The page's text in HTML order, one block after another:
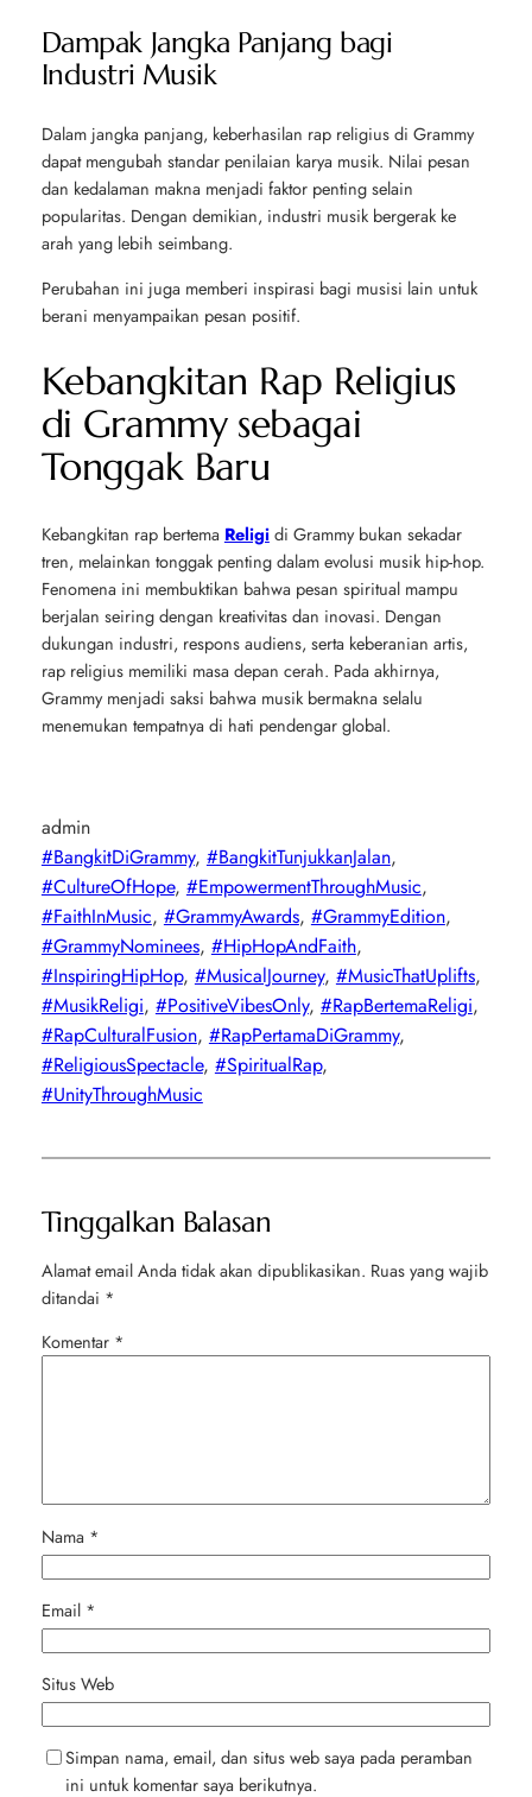
Dampak Jangka Panjang bagi
Industri Musik
Dalam jangka panjang, keberhasilan rap religius di Grammy
dapat mengubah standar penilaian karya musik. Nilai pesan
dan kedalaman makna menjadi faktor penting selain
popularitas. Dengan demikian, industri musik bergerak ke
arah yang lebih seimbang.
Perubahan ini juga memberi inspirasi bagi musisi lain untuk
berani menyampaikan pesan positif.
Kebangkitan Rap Religius
di Grammy sebagai
Tonggak Baru
Kebangkitan rap bertema Religidi Grammy bukan sekadar
tren, melainkan tonggak penting dalam evolusi musik hip-hop.
Fenomena ini membuktikan bahwa pesan spiritual mampu
berjalan seiring dengan kreativitas dan inovasi. Dengan
dukungan industri, respons audiens, serta keberanian artis,
rap religius memiliki masa depan cerah. Pada akhirnya,
Grammy menjadi saksi bahwa musik bermakna selalu
menemukan tempatnya di hati pendengar global.
admin
#BangkitDiGrammy, #BangkitTunjukkanJalan
#CultureOfHope, #EmpowermentThroughMusic
#FaithInMusic, #GrammyAwards, #GrammyEdition
#GrammyNominees, #HipHopAndFaith
#InspiringHipHop, #MusicalJourney, #MusicThatUplifts
#MusikReligi, #PositiveVibesOnly, #RapBertemaReligi
#RapCulturalFusion, #RapPertamaDiGrammy
#ReligiousSpectacle, #SpiritualRap
#UnityThroughMusic
Tinggalkan Balasan
Alamat email Anda tidak akan dipublikasikan. Ruas yang wajib
ditandai *
Komentar *
Nama *
Email *
Situs Web
Simpan nama, email, dan situs web saya pada peramban
ini untuk komentar saya berikutnya.